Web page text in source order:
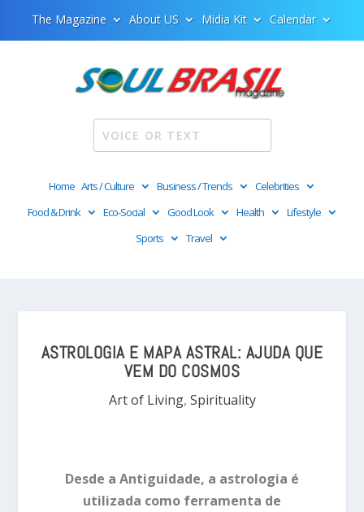
The Magazine About US Midia Kit Calendar
Home Arts / Culture Business / Trends
Celebrities
Food & Drink
Eco-Social Good Look Health
Lifestyle
Sports
Travel
ASTROLOGIA E MAPA ASTRAL: AJUDA QUE
VEM DO COSMOS
Art of Living, Spirituality
Desde a Antiguidade, a astrologia é
utilizada como ferramenta de